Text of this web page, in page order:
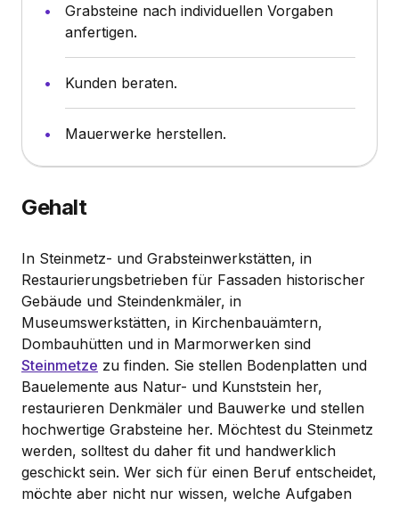
Grabsteine nach individuellen Vorgaben
anfertigen.
Kunden beraten.
Mauerwerke herstellen.
Gehalt
In Steinmetz- und Grabsteinwerkstätten, in
Restaurierungsbetrieben für Fassaden historischer
Gebäude und Steindenkmäler, in
Museumswerkstätten, in Kirchenbauämtern,
Dombauhütten und in Marmorwerken sind
Steinmetze zu finden. Sie stellen Bodenplatten und
Bauelemente aus Natur- und Kunststein her,
restaurieren Denkmäler und Bauwerke und stellen
hochwertige Grabsteine her. Möchtest du Steinmetz
werden, solltest du daher fit und handwerklich
geschickt sein. Wer sich für einen Beruf entscheidet,
möchte aber nicht nur wissen, welche Aufgaben